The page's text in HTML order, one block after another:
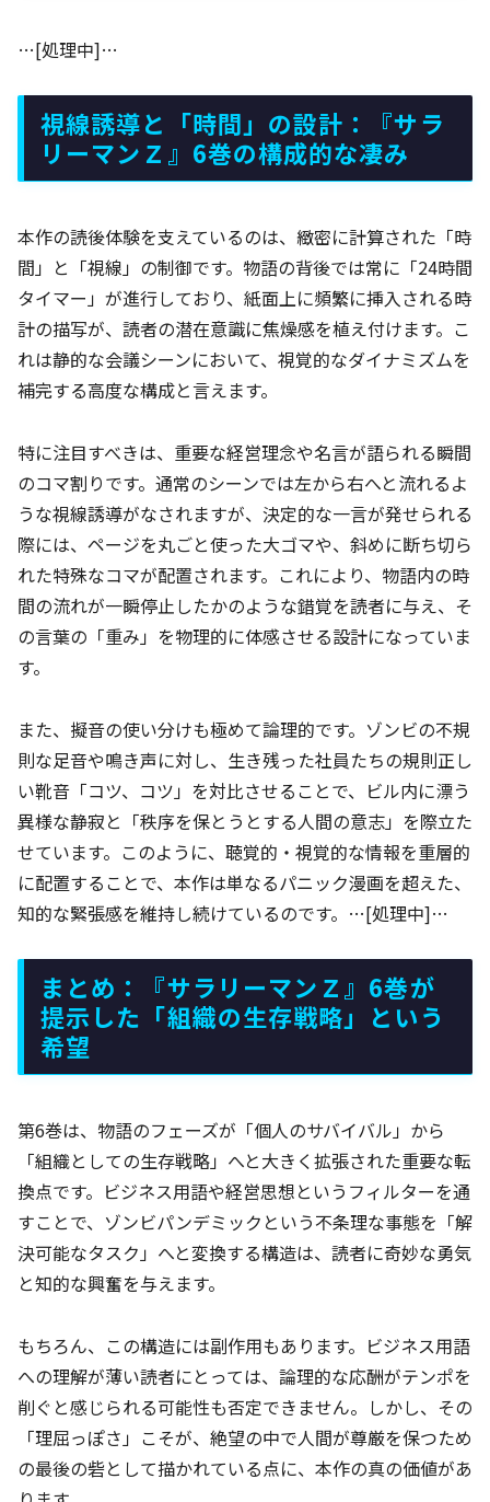
…[処理中]…
視線誘導と「時間」の設計：『サラ
リーマンＺ』6巻の構成的な凄み
本作の読後体験を支えているのは、緻密に計算された「時
間」と「視線」の制御です。物語の背後では常に「24時間
タイマー」が進行しており、紙面上に頻繁に挿入される時
計の描写が、読者の潜在意識に焦燥感を植え付けます。こ
れは静的な会議シーンにおいて、視覚的なダイナミズムを
補完する高度な構成と言えます。
特に注目すべきは、重要な経営理念や名言が語られる瞬間
のコマ割りです。通常のシーンでは左から右へと流れるよ
うな視線誘導がなされますが、決定的な一言が発せられる
際には、ページを丸ごと使った大ゴマや、斜めに断ち切ら
れた特殊なコマが配置されます。これにより、物語内の時
間の流れが一瞬停止したかのような錯覚を読者に与え、そ
の言葉の「重み」を物理的に体感させる設計になっていま
す。
また、擬音の使い分けも極めて論理的です。ゾンビの不規
則な足音や鳴き声に対し、生き残った社員たちの規則正し
い靴音「コツ、コツ」を対比させることで、ビル内に漂う
異様な静寂と「秩序を保とうとする人間の意志」を際立た
せています。このように、聴覚的・視覚的な情報を重層的
に配置することで、本作は単なるパニック漫画を超えた、
知的な緊張感を維持し続けているのです。…[処理中]…
まとめ：『サラリーマンＺ』6巻が
提示した「組織の生存戦略」という
希望
第6巻は、物語のフェーズが「個人のサバイバル」から
「組織としての生存戦略」へと大きく拡張された重要な転
換点です。ビジネス用語や経営思想というフィルターを通
すことで、ゾンビパンデミックという不条理な事態を「解
決可能なタスク」へと変換する構造は、読者に奇妙な勇気
と知的な興奮を与えます。
もちろん、この構造には副作用もあります。ビジネス用語
への理解が薄い読者にとっては、論理的な応酬がテンポを
削ぐと感じられる可能性も否定できません。しかし、その
「理屈っぽさ」こそが、絶望の中で人間が尊厳を保つため
の最後の砦として描かれている点に、本作の真の価値があ